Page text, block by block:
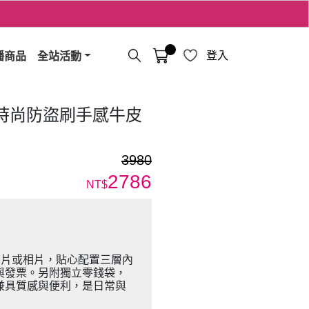
商品 全站活動 登入
尚防盜刷手感牛皮
3980
NT$2786
或相片，貼心配置三層內
票。另附獨立零錢袋，
具質感與便利，是日常與